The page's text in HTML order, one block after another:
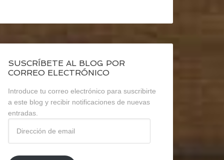
SUSCRÍBETE AL BLOG POR
CORREO ELECTRÓNICO
Introduce tu correo electrónico para suscribirte
a este blog y recibir notificaciones de nuevas
entradas.
email